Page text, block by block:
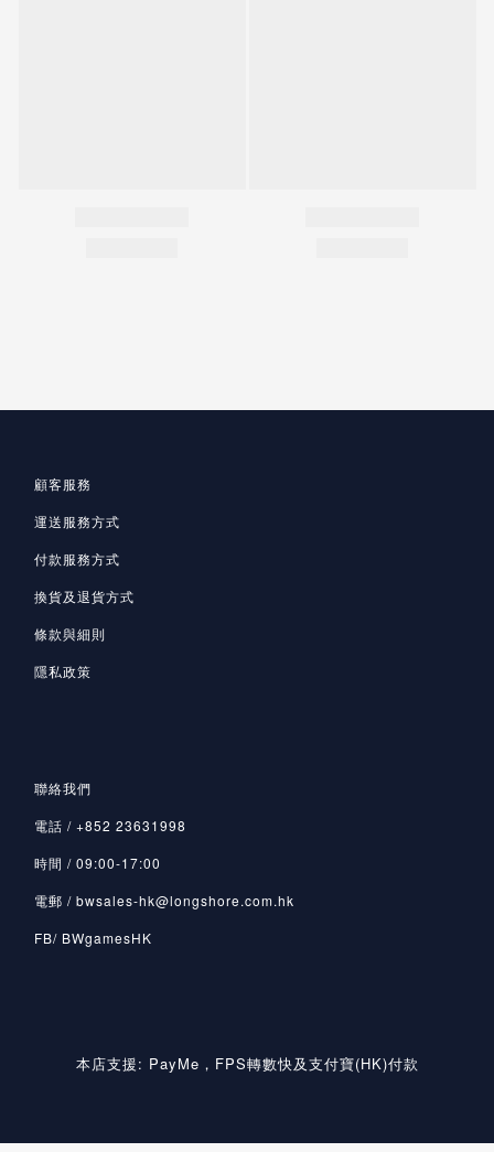
顧客服務
運送服務方式
付款服務方式
換貨及退貨方式
條款與細則
隱私政策
聯絡我們
電話 / +852 23631998
時間 / 09:00-17:00
電郵 / bwsales-hk@longshore.com.hk
FB/ BWgamesHK
本店支援: PayMe，FPS轉數快及支付寶(HK)付款